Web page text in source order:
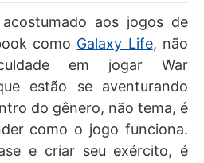
aos jogos de
como Galaxy Life, não
em jogar War
estão se aventurando
do gênero, não tema, é
como o jogo funciona.
e criar seu exército, é